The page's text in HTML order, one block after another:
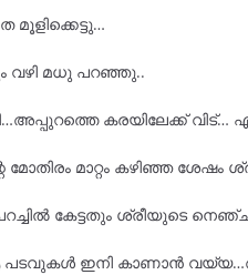
മൂളിക്കെട്ടു…
വഴി മധു പറഞ്ഞു..
കരയിലേക്ക്
മോതിരം മാറ്റം കഴിഞ്ഞ
കേട്ടതും ശ്രീയുടെ
ഇനി കാണാൻ വയ്യ…ആ